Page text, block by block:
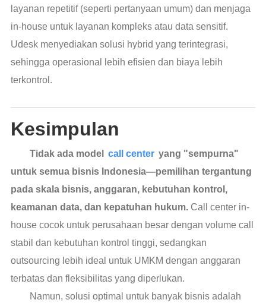
layanan repetitif (seperti pertanyaan umum) dan menjaga
in-house untuk layanan kompleks atau data sensitif.
Udesk menyediakan solusi hybrid yang terintegrasi,
sehingga operasional lebih efisien dan biaya lebih
terkontrol.
Kesimpulan
Tidak ada model call center yang "sempurna"
untuk semua bisnis Indonesia—pemilihan tergantung
pada skala bisnis, anggaran, kebutuhan kontrol,
keamanan data, dan kepatuhan hukum.Call center in-
house cocok untuk perusahaan besar dengan volume call
stabil dan kebutuhan kontrol tinggi, sedangkan
outsourcing lebih ideal untuk UMKM dengan anggaran
terbatas dan fleksibilitas yang diperlukan.
Namun, solusi optimal untuk banyak bisnis adalah